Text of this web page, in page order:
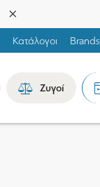
Κατάλογοι Brands
Ζυγοί